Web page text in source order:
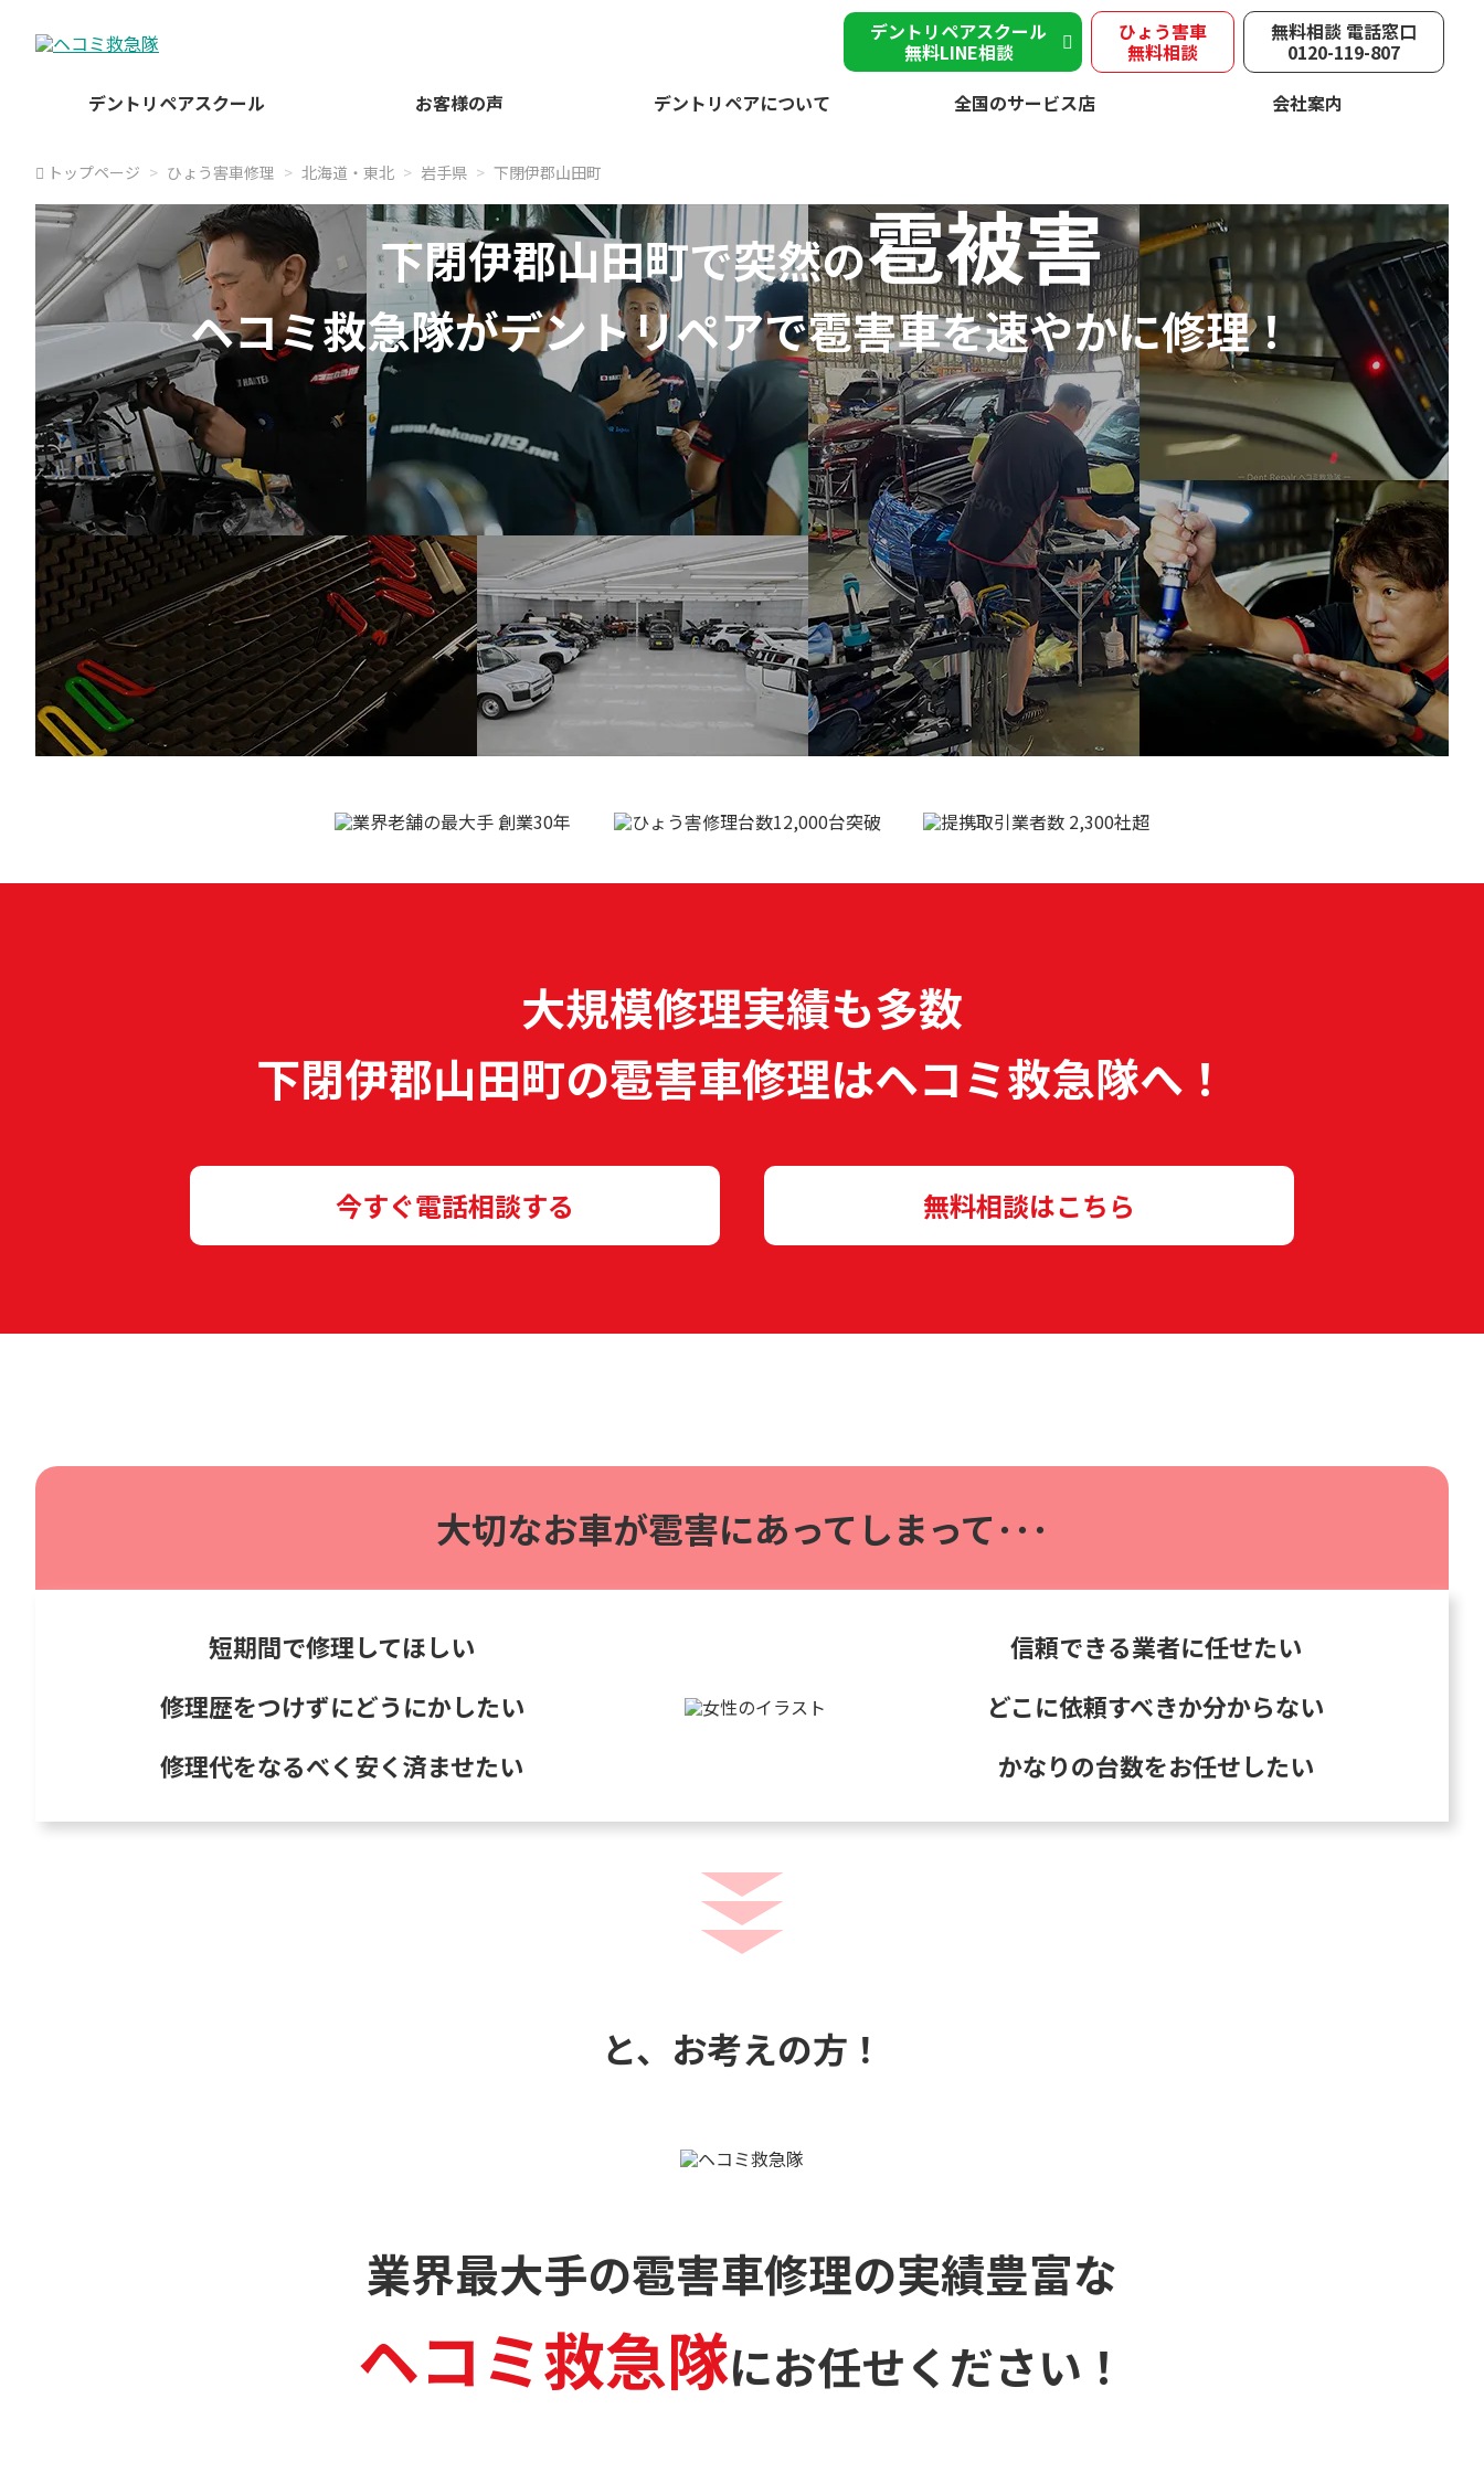
デントリペアスクール
無料LINE相談
ひょう害車
無料相談
無料相談 電話窓口
0120-119-807
デントリペアスクール
お客様の声 デントリペアについて 全国のサービス店 会社案内
トップページ ひょう害車修理 北海道・東北 岩手県 下閉伊郡山田町
下閉伊郡山田町で突然の雹被害
ヘコミ救急隊がデントリペアで雹害車を速やかに修理！
大規模修理実績も多数
下閉伊郡山田町の雹害車修理はヘコミ救急隊へ！
今すぐ電話相談する 無料相談はこちら
大切なお車が雹害にあってしまって･･･
短期間で修理してほしい
修理歴をつけずにどうにかしたい
修理代をなるべく安く済ませたい
信頼できる業者に任せたい
どこに依頼すべきか分からない
かなりの台数をお任せしたい
と、お考えの方！
業界最大手の雹害車修理の実績豊富な
ヘコミ救急隊にお任せください！